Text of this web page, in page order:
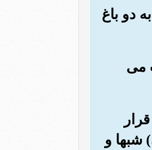
دو باغ
می
شبها و